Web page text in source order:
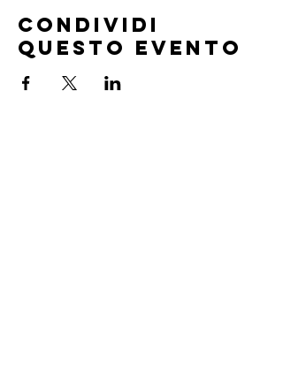
Condividi
questo evento